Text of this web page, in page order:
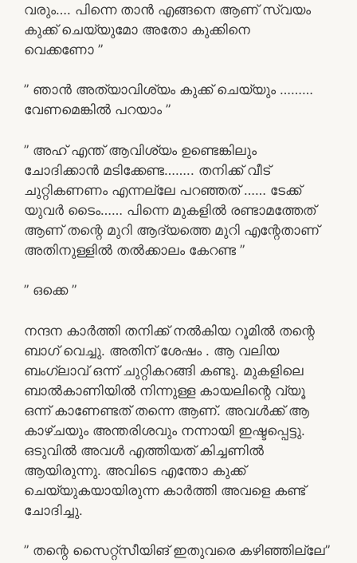
വരും…. പിന്നെ താൻ എങ്ങനെ ആണ്‌ സ്വയം
കുക്ക് ചെയ്യുമോ അതോ കുക്കിനെ
വെക്കണോ ”
” ഞാൻ അത്യാവിശ്യം കുക്ക് ചെയ്യും ………
വേണമെങ്കിൽ പറയാം ”
” അഹ് എന്ത് ആവിശ്യം ഉണ്ടെങ്കിലും
ചോദിക്കാൻ മടിക്കേണ്ട…….. തനിക്ക് വീട്
ചുറ്റികണണം എന്നല്ലേ പറഞ്ഞത് …… ടേക്ക്
യുവർ ടൈം…… പിന്നെ മുകളിൽ രണ്ടാമത്തേത്
ആണ്‌ തന്റെ മുറി ആദ്യത്തെ മുറി എന്റേതാണ്
അതിനുള്ളിൽ തൽക്കാലം കേറണ്ട ”
” ഒക്കെ ”
നന്ദന കാർത്തി തനിക്ക് നൽകിയ റൂമിൽ തന്റെ
ബാഗ് വെച്ചു. അതിന് ശേഷം . ആ വലിയ
ബംഗ്ലാവ് ഒന്ന് ചുറ്റികറങ്ങി കണ്ടു. മുകളിലെ
ബാൽകാണിയിൽ നിന്നുള്ള കായലിന്റെ വ്യൂ
ഒന്ന് കാണേണ്ടത് തന്നെ ആണ്‌. അവൾക്ക് ആ
കാഴ്ചയും അന്തരിശവും നന്നായി ഇഷ്ടപ്പെട്ടു.
ഒടുവിൽ അവൾ എത്തിയത് കിച്ചണിൽ
ആയിരുന്നു. അവിടെ എന്തോ കുക്ക്
ചെയ്യുകയായിരുന്ന കാർത്തി അവളെ കണ്ട്
ചോദിച്ചു.
” തന്റെ സൈറ്റ്സീയിങ് ഇതുവരെ കഴിഞ്ഞില്ലേ”